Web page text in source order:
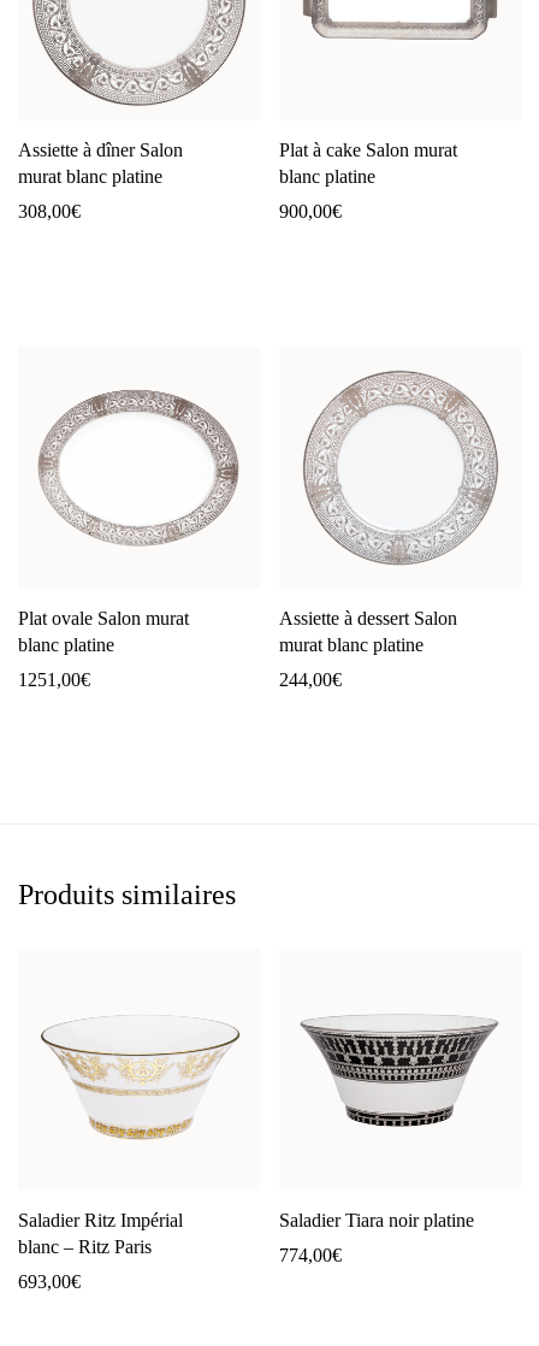
Assiette à dîner Salon
murat blanc platine
308,00€
Plat à cake Salon murat
blanc platine
900,00€
Plat ovale Salon murat
blanc platine
1251,00€
Assiette à dessert Salon
murat blanc platine
244,00€
Produits similaires
Saladier Ritz Impérial
blanc – Ritz Paris
693,00€
Saladier Tiara noir platine
774,00€